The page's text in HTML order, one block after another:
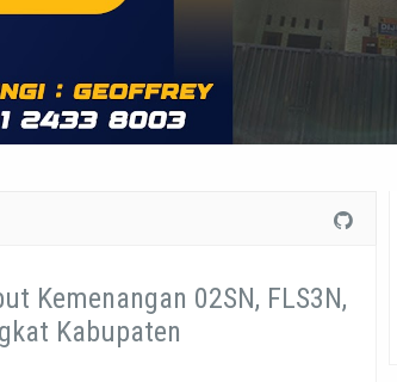
Kemenangan 02SN, FLS3N,
Kabupaten